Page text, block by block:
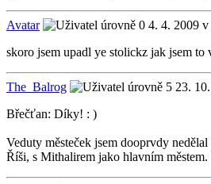
Avatar
4. 4. 2009
skoro jsem upadl ye stolickz jak jsem
The_Balrog
23.
Břečťan: Díky! : )
Veduty městeček jsem dooprvdy
Říši, s Mithalirem jako hlavním městem.